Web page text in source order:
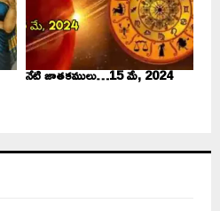
నేటి జాతకములు…15 మే, 2024